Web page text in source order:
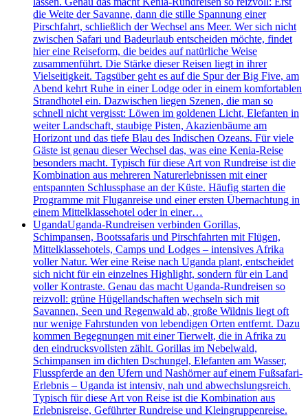
die Weite der Savanne, dann die stille Spannung einer
Pirschfahrt, schließlich der Wechsel ans Meer. Wer sich nicht
zwischen Safari und Badeurlaub entscheiden möchte, findet
hier eine Reiseform, die beides auf natürliche Weise
zusammenführt. Die Stärke dieser Reisen liegt in ihrer
Vielseitigkeit. Tagsüber geht es auf die Spur der Big Five, am
Abend kehrt Ruhe in einer Lodge oder in einem komfortablen
Strandhotel ein. Dazwischen liegen Szenen, die man so
schnell nicht vergisst: Löwen im goldenen Licht, Elefanten in
weiter Landschaft, staubige Pisten, Akazienbäume am
Horizont und das tiefe Blau des Indischen Ozeans. Für viele
Gäste ist genau dieser Wechsel das, was eine Kenia-Reise
besonders macht. Typisch für diese Art von Rundreise ist die
Kombination aus mehreren Naturerlebnissen mit einer
entspannten Schlussphase an der Küste. Häufig starten die
Programme mit Fluganreise und einer ersten Übernachtung in
einem Mittelklassehotel oder in einer…
UgandaUganda-Rundreisen verbinden Gorillas,
Schimpansen, Bootssafaris und Pirschfahrten mit Flügen,
Mittelklassehotels, Camps und Lodges – intensives Afrika
voller Natur. Wer eine Reise nach Uganda plant, entscheidet
sich nicht für ein einzelnes Highlight, sondern für ein Land
voller Kontraste. Genau das macht Uganda-Rundreisen so
reizvoll: grüne Hügellandschaften wechseln sich mit
Savannen, Seen und Regenwald ab, große Wildnis liegt oft
nur wenige Fahrstunden von lebendigen Orten entfernt. Dazu
kommen Begegnungen mit einer Tierwelt, die in Afrika zu
den eindrucksvollsten zählt. Gorillas im Nebelwald,
Schimpansen im dichten Dschungel, Elefanten am Wasser,
Flusspferde an den Ufern und Nashörner auf einem Fußsafari-
Erlebnis – Uganda ist intensiv, nah und abwechslungsreich.
Typisch für diese Art von Reise ist die Kombination aus
Erlebnisreise, Geführter Rundreise und Kleingruppenreise.